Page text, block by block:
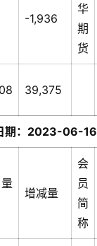
-1,936
华
期
货
39,375
期：2023-06-16
增减量
会
员
简
称